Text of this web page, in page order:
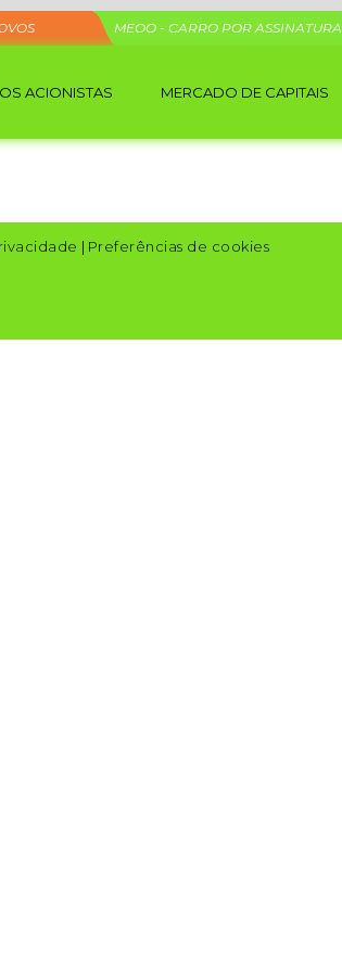
MEOO - CARRO POR ASSINATURA
ACIONISTAS MERCADO DE CAPITAIS
| Preferências de cookies